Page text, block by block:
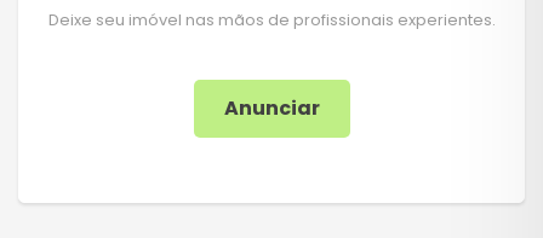
Deixe seu imóvel nas mãos de profissionais experientes.
Anunciar